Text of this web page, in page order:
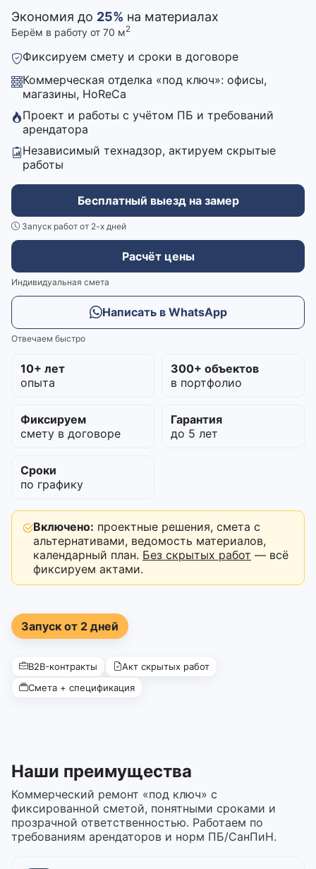
Экономия до 25% на материалах
Берём в работу от 70 м2
Фиксируем смету и сроки в договоре
Коммерческая отделка «под ключ»: офисы,
магазины, HoReCa
Проект и работы с учётом ПБ и требований
арендатора
Независимый технадзор, актируем скрытые
работы
Бесплатный выезд на замер
Запуск работ от 2-х дней
Расчёт цены
Индивидуальная смета
Написать в WhatsApp
Отвечаем быстро
10+ лет
опыта
300+ объектов
в портфолио
Фиксируем
смету в договоре
Гарантия
до 5 лет
Сроки
по графику
Включено: проектные решения, смета с
альтернативами, ведомость материалов,
календарный план. Без скрытых работ — всё
фиксируем актами.
Запуск от 2 дней
B2B-контракты
Акт скрытых работ
Смета + спецификация
Наши преимущества
Коммерческий ремонт «под ключ» с
фиксированной сметой, понятными сроками и
прозрачной ответственностью. Работаем по
требованиям арендаторов и норм ПБ/СанПиН.